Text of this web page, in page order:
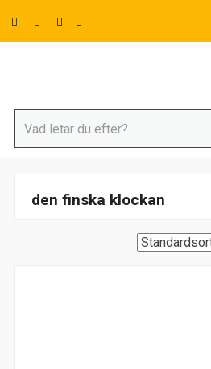
den finska klockan